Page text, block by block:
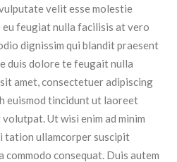
velit esse molestie
feugiat nulla facilisis at vero
dignissim qui blandit praesent
duis dolore te feugait nulla
amet, consectetuer adipiscing
euismod tincidunt ut laoreet
Ut wisi enim ad minim
tation ullamcorper suscipit
consequat. Duis autem